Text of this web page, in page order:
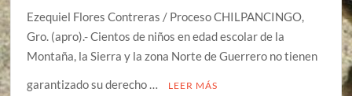
Ezequiel Flores Contreras / Proceso CHILPANCINGO,
Gro. (apro).- Cientos de niños en edad escolar de la
Montaña, la Sierra y la zona Norte de Guerrero no tienen
garantizado su derecho …
LEER MÁS